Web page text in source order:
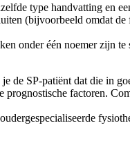
type handvatting en
(bijvoorbeeld omdat
onder één noemer zijn te
de SP-patiënt dat die in
factoren.